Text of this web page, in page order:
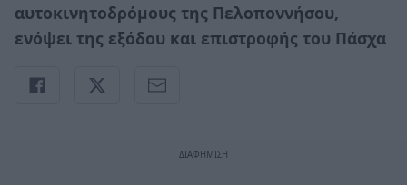
αυτοκινητοδρόμους της Πελοποννήσου,
ενόψει της εξόδου και επιστροφής του Πάσχα